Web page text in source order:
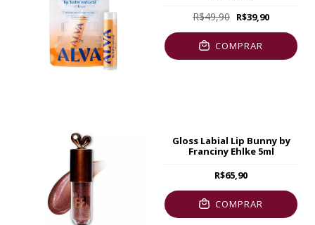
R$49,90 R$39,90
COMPRAR
Gloss Labial Lip Bunny by
Franciny Ehlke 5ml
R$65,90
COMPRAR